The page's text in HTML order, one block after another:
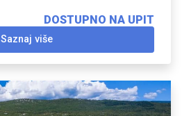
DOSTUPNO NA UPIT
Saznaj više